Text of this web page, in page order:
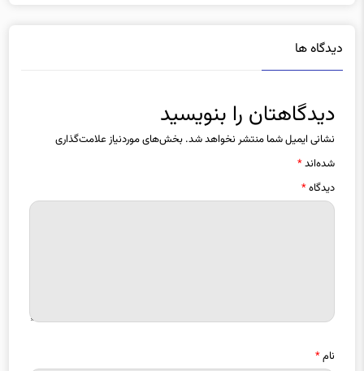
دیدگاه ها
دیدگاهتان را بنویسید
نشانی ایمیل شما منتشر نخواهد شد. بخش‌های موردنیاز علامت‌گذاری
شده‌اند*
دیدگاه*
نام*